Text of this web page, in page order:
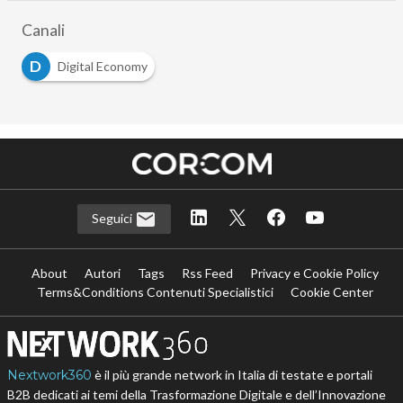
Canali
D
Digital Economy
Seguici
About Autori Tags Rss Feed
Privacy e Cookie Policy
Terms&Conditions Contenuti Specialistici
Cookie Center
Nextwork360 è il più grande network in Italia di testate e portali
B2B dedicati ai temi della Trasformazione Digitale e dell’Innovazione